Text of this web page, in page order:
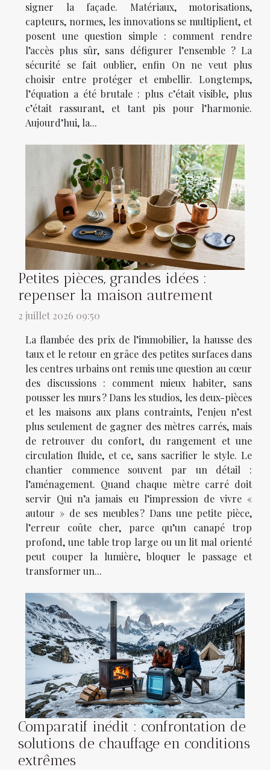
signer la façade. Matériaux, motorisations,
capteurs, normes, les innovations se multiplient, et
posent une question simple : comment rendre
l’accès plus sûr, sans défigurer l’ensemble ? La
sécurité se fait oublier, enfin On ne veut plus
choisir entre protéger et embellir. Longtemps,
l’équation a été brutale : plus c’était visible, plus
c’était rassurant, et tant pis pour l’harmonie.
Aujourd’hui, la...
Petites pièces, grandes idées :
repenser la maison autrement
2 juillet 2026 09:50
La flambée des prix de l’immobilier, la hausse des
taux et le retour en grâce des petites surfaces dans
les centres urbains ont remis une question au cœur
des discussions : comment mieux habiter, sans
pousser les murs ? Dans les studios, les deux-pièces
et les maisons aux plans contraints, l’enjeu n’est
plus seulement de gagner des mètres carrés, mais
de retrouver du confort, du rangement et une
circulation fluide, et ce, sans sacrifier le style. Le
chantier commence souvent par un détail :
l’aménagement. Quand chaque mètre carré doit
servir Qui n’a jamais eu l’impression de vivre «
autour » de ses meubles ? Dans une petite pièce,
l’erreur coûte cher, parce qu’un canapé trop
profond, une table trop large ou un lit mal orienté
peut couper la lumière, bloquer le passage et
transformer un...
Comparatif inédit : confrontation de
solutions de chauffage en conditions
extrêmes